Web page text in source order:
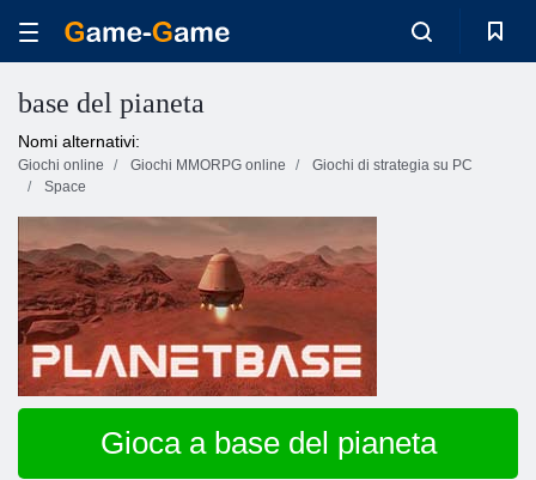
base del pianeta
Nomi alternativi:
Giochi online Giochi MMORPG online
Giochi di strategia su PC
Space
Gioca a base del pianeta